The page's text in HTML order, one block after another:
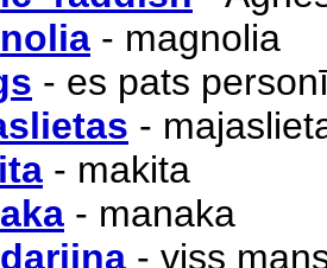
- magnolia
- es pats
-
- makita
- manaka
- viss